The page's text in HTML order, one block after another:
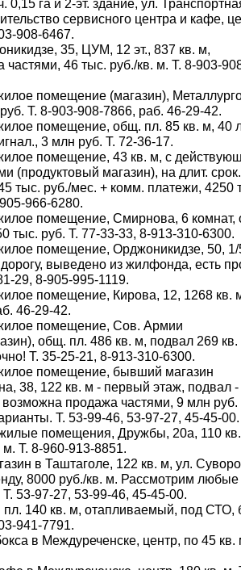
0,15 га и 2-эт. здание, ул.
сервисного центра и кафе,
908-6467.
35, ЦУМ, 12 эт., 837 кв. м,
46 тыс. руб./кв. м. Т. 8-903-
помещение (магазин),
Т. 8-903-908-7866, раб. 46-29-42.
помещение, общ. пл. 85 кв. м, 40
3 млн руб. Т. 72-36-17.
помещение, 43 кв. м, с
(продуктовый магазин), на длит. срок.
тыс. руб./мес. + комм. платежи, 4250
966-6280.
помещение, Смирнова, 6 комнат,
тыс. руб. Т. 77-33-33, 8-913-310-6300.
помещение, Орджоникидзе, 50, 1/
выведено из жилфонда, есть
29, 8-905-995-1119.
помещение, Кирова, 12, 1268 кв.
46-29-42.
помещение, Сов. Армии
общ. пл. 486 кв. м, подвал 269
Т. 35-25-21, 8-913-310-6300.
помещение, бывший магазин
38, 122 кв. м - первый этаж, подвал
возможна продажа частями, 9 млн руб.
Т. 53-99-46, 53-97-27, 45-45-00.
помещения, Дружбы, 20а, 110
м. Т. 8-960-913-8851.
в Таштаголе, 122 кв. м, ул.
8000 руб./кв. м. Рассмотрим любые
53-97-27, 53-99-46, 45-45-00.
140 кв. м, отапливаемый, под СТО,
941-7791.
в Междуреченске, центр, по 45 кв.